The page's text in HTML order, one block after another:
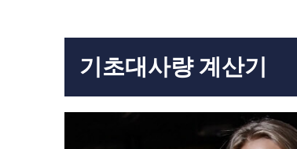
기초대사량 계산기